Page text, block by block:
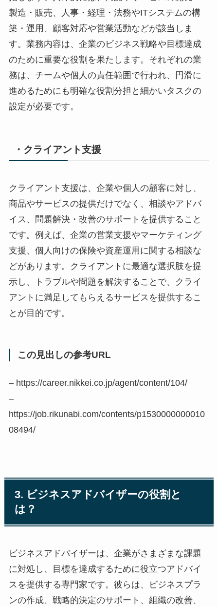
製造・販売、人事・経理・法務やITシステムの構
築・運用、顧客対応や営業活動などが該当しま
す。業務内容は、企業のビジネス戦略や目標達成
のために重要な役割を果たします。それぞれの業
務は、チームや個人の責任範囲で行われ、円滑に
進めるためにも明確な役割分担と細かいタスクの
設定が必要です。
・クライアント支援
クライアント支援は、企業や個人の顧客に対し、
商品やサービスの提供だけでなく、相談やアドバ
イス、問題解決・改善のサポートを提供すること
です。例えば、企業の営業支援やマーケティング
支援、個人向けの保険や資産運用に関する相談な
どがあります。クライアントに最適な選択肢を提
示し、トラブルや問題を解決することで、クライ
アントに満足してもらえるサービスを提供するこ
とが目的です。
この見出しの参考URL
– https://career.nikkei.co.jp/agent/content/104/
–
https://job.rikunabi.com/contents/p1530000000010
08494/
3. ビジネスアドバイザーの役割と
は？
ビジネスアドバイザーは、企業がさまざまな課題
に対処し、目標を達成するために役立つアドバイ
スを提供する専門家です。彼らは、ビジネスプラ
ンの作成、戦略的決定のサポート、組織の改善、